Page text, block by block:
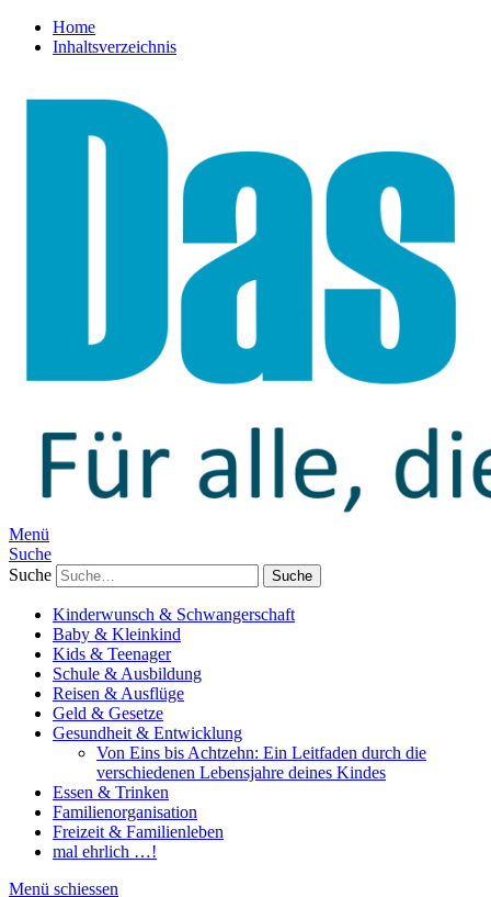
Home
Inhaltsverzeichnis
Menü
Suche
Suche
Kinderwunsch & Schwangerschaft
Baby & Kleinkind
Kids & Teenager
Schule & Ausbildung
Reisen & Ausflüge
Geld & Gesetze
Gesundheit & Entwicklung
Von Eins bis Achtzehn: Ein Leitfaden durch die
verschiedenen Lebensjahre deines Kindes
Essen & Trinken
Familienorganisation
Freizeit & Familienleben
mal ehrlich …!
Menü schiessen